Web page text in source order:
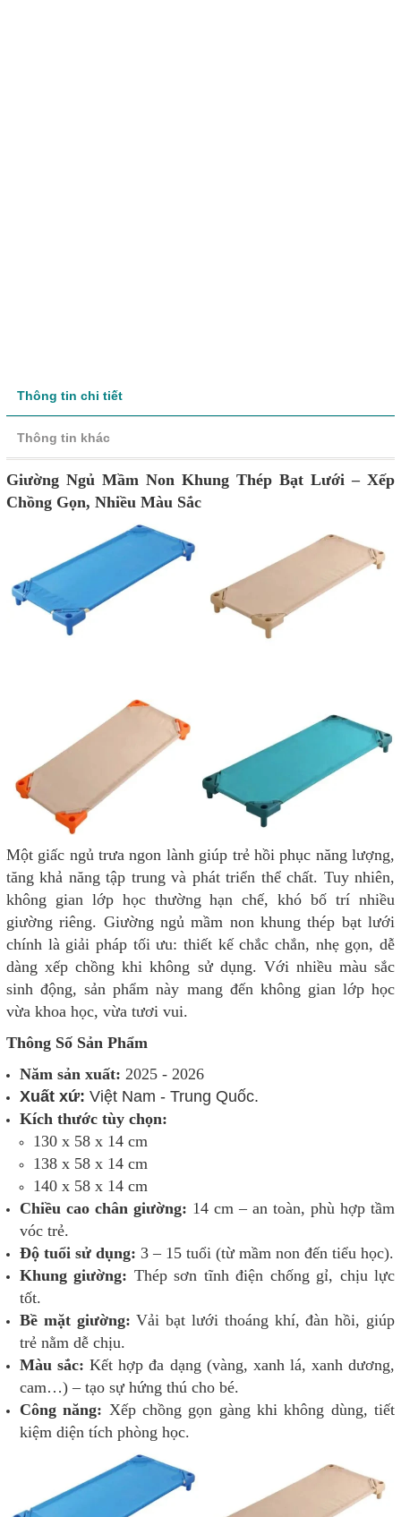
Thông tin chi tiết
Thông tin khác
Giường Ngủ Mầm Non Khung Thép Bạt Lưới – Xếp
Chồng Gọn, Nhiều Màu Sắc
Một giấc ngủ trưa ngon lành giúp trẻ hồi phục năng lượng,
tăng khả năng tập trung và phát triển thể chất. Tuy nhiên,
không gian lớp học thường hạn chế, khó bố trí nhiều
giường riêng. Giường ngủ mầm non khung thép bạt lưới
chính là giải pháp tối ưu: thiết kế chắc chắn, nhẹ gọn, dễ
dàng xếp chồng khi không sử dụng. Với nhiều màu sắc
sinh động, sản phẩm này mang đến không gian lớp học
vừa khoa học, vừa tươi vui.
Thông Số Sản Phẩm
Năm sản xuất: 2025 - 2026
Xuất xứ: Việt Nam - Trung Quốc.
Kích thước tùy chọn:
130 x 58 x 14 cm
138 x 58 x 14 cm
140 x 58 x 14 cm
Chiều cao chân giường: 14 cm – an toàn, phù hợp tầm
vóc trẻ.
Độ tuổi sử dụng: 3 – 15 tuổi (từ mầm non đến tiểu học).
Khung giường: Thép sơn tĩnh điện chống gỉ, chịu lực
tốt.
Bề mặt giường: Vải bạt lưới thoáng khí, đàn hồi, giúp
trẻ nằm dễ chịu.
Màu sắc: Kết hợp đa dạng (vàng, xanh lá, xanh dương,
cam…) – tạo sự hứng thú cho bé.
Công năng: Xếp chồng gọn gàng khi không dùng, tiết
kiệm diện tích phòng học.